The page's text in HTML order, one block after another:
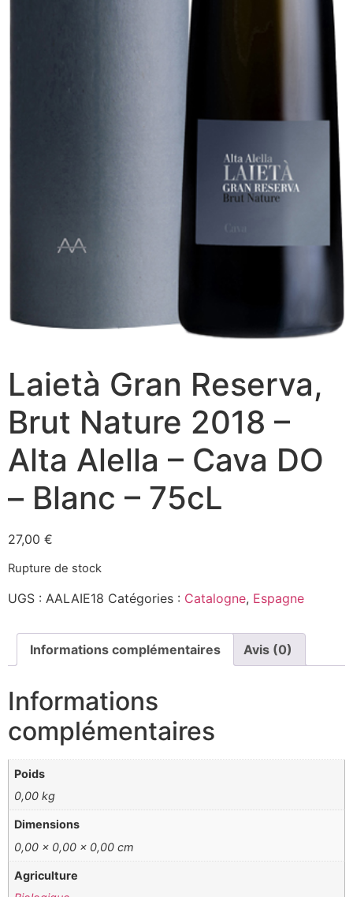
Laietà Gran Reserva,
Brut Nature 2018 –
Alta Alella – Cava DO
– Blanc – 75cL
27,00 €
Rupture de stock
UGS : AALAIE18 Catégories : Catalogne, Espagne
Informations complémentaires Avis (0)
Informations
complémentaires
Poids
0,00 kg
Dimensions
0,00 × 0,00 × 0,00 cm
Agriculture